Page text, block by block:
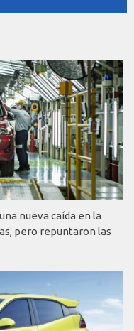
nueva caída en la
pero repuntaron las